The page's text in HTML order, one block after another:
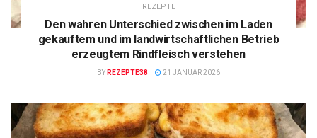
REZEPTE
Den wahren Unterschied zwischen im Laden
gekauftem und im landwirtschaftlichen Betrieb
erzeugtem Rindfleisch verstehen
BY REZEPTE38 21 JANUAR 2026